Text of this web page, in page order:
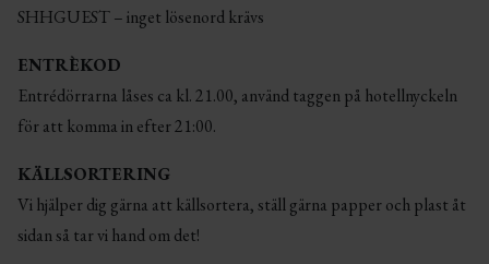
SHHGUEST – inget lösenord krävs
ENTRÈKOD
Entrédörrarna låses ca kl. 21.00, använd taggen på hotellnyckeln
för att komma in efter 21:00.
KÄLLSORTERING
Vi hjälper dig gärna att källsortera, ställ gärna papper och plast åt
sidan så tar vi hand om det!